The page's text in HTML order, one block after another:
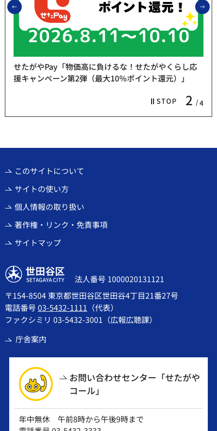
前のスライドを表示
STOP 2 4
せたがやPay「物価高に負けるな！せたがやくらし応
援キャンペーン第2弾（最大10％ポイント還元）」
このサイトについて
サイトの使い方
個人情報の取り扱い
著作権・リンク・免責事項
サイトマップ
世田谷区
法人番号 1000020131121
〒154-8504 東京都世田谷区世田谷4丁目21番27号
電話番号03-5432-1111 （代表）
ファクシミリ 03-5432-3001（広報広聴課）
庁舎案内
お問い合わせセンター「せたがや
コール」
年中無休 午前8時から午後9時まで